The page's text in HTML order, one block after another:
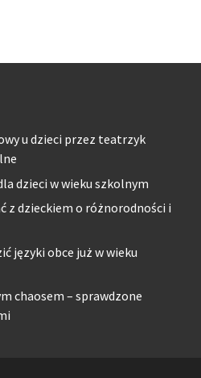
u dzieci przez teatrzyk
dzieci w wieku szkolnym
z dzieckiem o różnorodności i
języki obce już w wieku
chaosem – sprawdzone